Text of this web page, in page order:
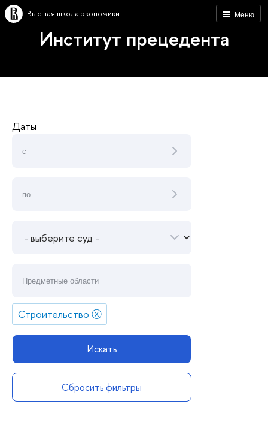
Меню
Высшая школа экономики
Институт прецедента
Даты
Строительство ⓧ
Искать
Сбросить фильтры